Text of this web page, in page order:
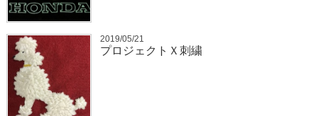
2019/05/21
プロジェクトＸ刺繍